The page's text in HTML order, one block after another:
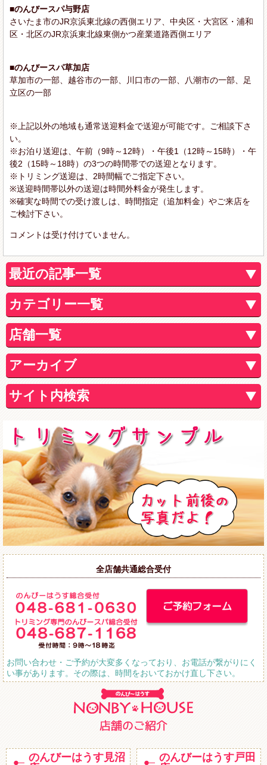
■のんびースパ与野店
さいたま市のJR京浜東北線の西側エリア、中央区・大宮区・浦和
区・北区のJR京浜東北線東側かつ産業道路西側エリア
■のんびースパ草加店
草加市の一部、越谷市の一部、川口市の一部、八潮市の一部、足
立区の一部
※上記以外の地域も通常送迎料金で送迎が可能です。ご相談下さ
い。
※お泊り送迎は、午前（9時～12時）・午後1（12時～15時）・午
後2（15時～18時）の3つの時間帯での送迎となります。
※トリミング送迎は、2時間幅でご指定下さい。
※送迎時間帯以外の送迎は時間外料金が発生します。
※確実な時間での受け渡しは、時間指定（追加料金）やご来店を
ご検討下さい。
コメントは受け付けていません。
最近の記事一覧
カテゴリー一覧
店舗一覧
アーカイブ
サイト内検索
全店舗共通総合受付
お問い合わせ・ご予約が大変多くなっており、お電話が繋がりにく
い事があります。その際は、時間をおいておかけ直し下さい。
のんびーはうす見沼
のんびーはうす戸田